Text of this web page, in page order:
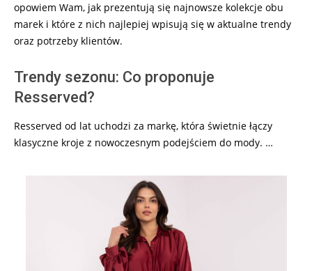
opowiem Wam, jak prezentują się najnowsze kolekcje obu
marek i które z nich najlepiej wpisują się w aktualne trendy
oraz potrzeby klientów.
Trendy sezonu: Co proponuje
Resserved?
Resserved od lat uchodzi za markę, która świetnie łączy
klasyczne kroje z nowoczesnym podejściem do mody. …